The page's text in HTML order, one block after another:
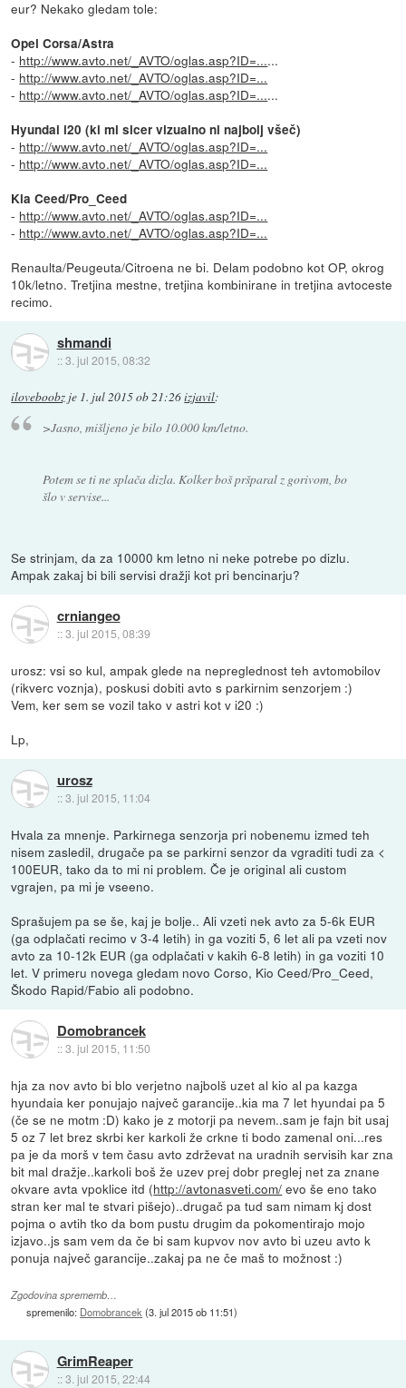
eur? Nekako gledam tole:
Opel Corsa/Astra
- http://www.avto.net/_AVTO/oglas.asp?ID=......
- http://www.avto.net/_AVTO/oglas.asp?ID=...
- http://www.avto.net/_AVTO/oglas.asp?ID=......
Hyundai i20 (ki mi sicer vizualno ni najbolj všeč)
- http://www.avto.net/_AVTO/oglas.asp?ID=...
- http://www.avto.net/_AVTO/oglas.asp?ID=...
Kia Ceed/Pro_Ceed
- http://www.avto.net/_AVTO/oglas.asp?ID=...
- http://www.avto.net/_AVTO/oglas.asp?ID=...
Renaulta/Peugeuta/Citroena ne bi. Delam podobno kot OP, okrog
10k/letno. Tretjina mestne, tretjina kombinirane in tretjina avtoceste
recimo.
shmandi
::3. jul 2015, 08:32
iloveboobz je 1. jul 2015 ob 21:26izjavil:
>Jasno, mišljeno je bilo 10.000 km/letno.
Potem se ti ne splača dizla. Kolker boš pršparal z gorivom, bo
šlo v servise...
Se strinjam, da za 10000 km letno ni neke potrebe po dizlu.
Ampak zakaj bi bili servisi dražji kot pri bencinarju?
crniangeo
::3. jul 2015, 08:39
urosz: vsi so kul, ampak glede na nepreglednost teh avtomobilov
(rikverc voznja), poskusi dobiti avto s parkirnim senzorjem :)
Vem, ker sem se vozil tako v astri kot v i20 :)
Lp,
urosz
::3. jul 2015, 11:04
Hvala za mnenje. Parkirnega senzorja pri nobenemu izmed teh
nisem zasledil, drugače pa se parkirni senzor da vgraditi tudi za <
100EUR, tako da to mi ni problem. Če je original ali custom
vgrajen, pa mi je vseeno.
Sprašujem pa se še, kaj je bolje.. Ali vzeti nek avto za 5-6k EUR
(ga odplačati recimo v 3-4 letih) in ga voziti 5, 6 let ali pa vzeti nov
avto za 10-12k EUR (ga odplačati v kakih 6-8 letih) in ga voziti 10
let. V primeru novega gledam novo Corso, Kio Ceed/Pro_Ceed,
Škodo Rapid/Fabio ali podobno.
Domobrancek
::3. jul 2015, 11:50
hja za nov avto bi blo verjetno najbolš uzet al kio al pa kazga
hyundaia ker ponujajo največ garancije..kia ma 7 let hyundai pa 5
(če se ne motm :D) kako je z motorji pa nevem..sam je fajn bit usaj
5 oz 7 let brez skrbi ker karkoli že crkne ti bodo zamenal oni...res
pa je da morš v tem času avto zdrževat na uradnih servisih kar zna
bit mal dražje..karkoli boš že uzev prej dobr preglej net za znane
okvare avta vpoklice itd (http://avtonasveti.com/ evo še eno tako
stran ker mal te stvari pišejo)..drugač pa tud sam nimam kj dost
pojma o avtih tko da bom pustu drugim da pokomentirajo mojo
izjavo..js sam vem da če bi sam kupvov nov avto bi uzeu avto k
ponuja največ garancije..zakaj pa ne če maš to možnost :)
Zgodovina sprememb…
spremenilo: Domobrancek (3. jul 2015 ob 11:51)
GrimReaper
::3. jul 2015, 22:44